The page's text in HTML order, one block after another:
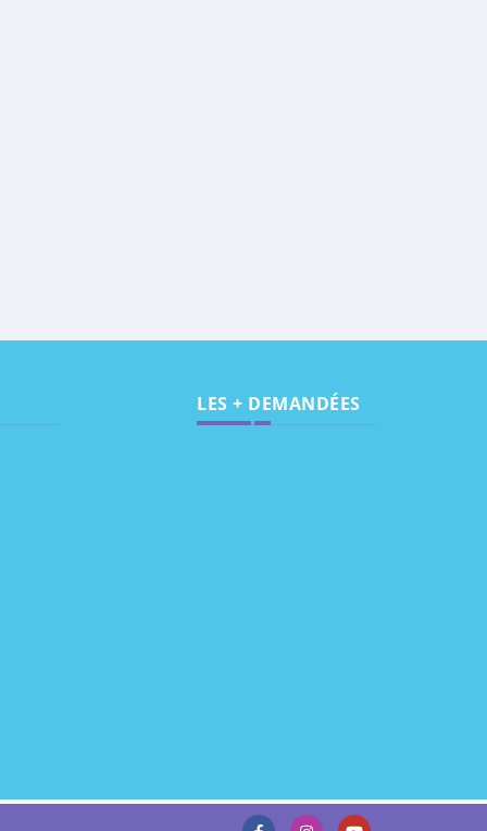
LES + DEMANDÉES